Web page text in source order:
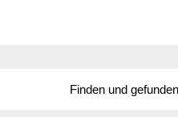
Finden und